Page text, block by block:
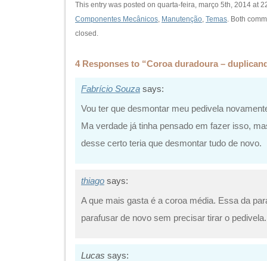
This entry was posted on quarta-feira, março 5th, 2014 at
Componentes Mecânicos, Manutenção, Temas. Both
closed.
4 Responses to “Coroa duradoura –
Fabrício Souza says:
Vou ter que desmontar meu pedivela
Ma verdade já tinha pensado em fazer isso,
desse certo teria que desmontar tudo de novo.
thiago says:
A que mais gasta é a coroa média. Essa da
parafusar de novo sem precisar tirar o pedivela.
Lucas says: